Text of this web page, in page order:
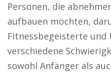
Personen, die
aufbauen möchten,
Fitnessbegeisterte und
verschiedene
sowohl Anfänger als